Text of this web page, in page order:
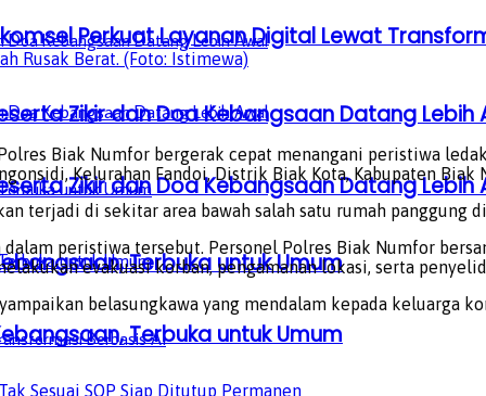
Zikir dan Doa Kebangsaan Datang Lebih
Terbuka untuk Umum
Perkuat Layanan Digital Lewat
Zikir dan Doa Kebangsaan Datang Lebih
Terbuka untuk Umum
Rusak Berat. (Foto: Istimewa)
Biak Numfor bergerak cepat menangani peristiwa
Kelurahan Fandoi, Distrik Biak Kota, Kabupaten
terjadi di sekitar area bawah salah satu rumah panggung
peristiwa tersebut. Personel Polres Biak Numfor
evakuasi korban, pengamanan lokasi, serta
belasungkawa yang mendalam kepada keluarga